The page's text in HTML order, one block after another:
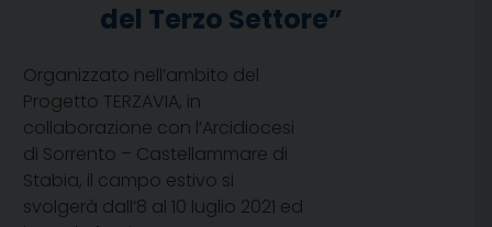
del Terzo Settore”
Organizzato nell’ambito del
Progetto TERZAVIA, in
collaborazione con l’Arcidiocesi
di Sorrento – Castellammare di
Stabia, il campo estivo si
svolgerà dall’8 al 10 luglio 2021 ed